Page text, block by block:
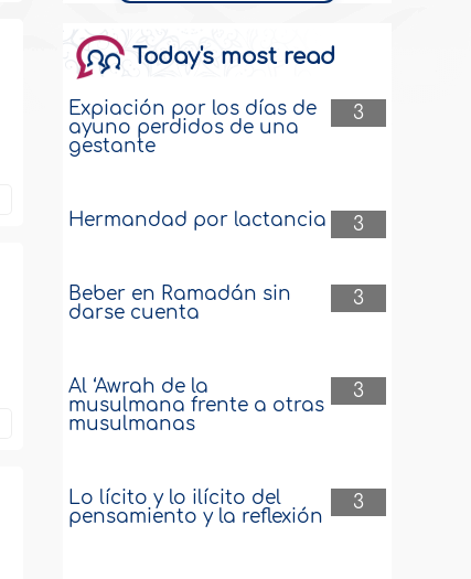
Today's most read
3
Expiación por los días de
ayuno perdidos de una
gestante
3
Hermandad por lactancia
3
Beber en Ramadán sin
darse cuenta
3
Al ‘Awrah de la
musulmana frente a otras
musulmanas
3
Lo lícito y lo ilícito del
pensamiento y la reflexión